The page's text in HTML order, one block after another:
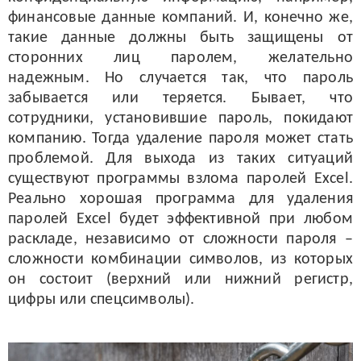
финансовые данные компаний. И, конечно же,
такие данные должны быть защищены от
сторонних лиц паролем, желательно
надежным. Но случается так, что пароль
забывается или теряется. Бывает, что
сотрудники, установившие пароль, покидают
компанию. Тогда удаление пароля может стать
проблемой. Для выхода из таких ситуаций
существуют программы взлома паролей Excel.
Реально хорошая программа для удаления
паролей Excel будет эффективной при любом
раскладе, независимо от сложности пароля –
сложности комбинации символов, из которых
он состоит (верхний или нижний регистр,
цифры или спецсимволы).